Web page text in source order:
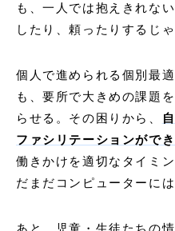
も、一人では抱えきれな
したり、頼ったりするじ
個人で進められる個別最
も、要所で大きめの課題
らせる。その困りから、
ファシリテーションがで
働きかけを適切なタイミ
だまだコンピューターに